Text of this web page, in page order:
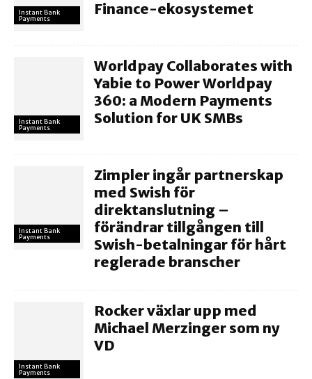
Instant Bank
Payments
Finance-ekosystemet
Instant Bank
Payments
Worldpay Collaborates with
Yabie to Power Worldpay
360: a Modern Payments
Solution for UK SMBs
Instant Bank
Payments
Zimpler ingår partnerskap
med Swish för
direktanslutning –
förändrar tillgången till
Swish-betalningar för hårt
reglerade branscher
Instant Bank
Payments
Rocker växlar upp med
Michael Merzinger som ny
VD